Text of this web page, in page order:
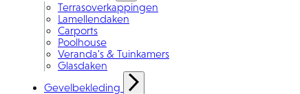
Terrasoverkappingen
Lamellendaken
Carports
Poolhouse
Veranda's & Tuinkamers
Glasdaken
Gevelbekleding